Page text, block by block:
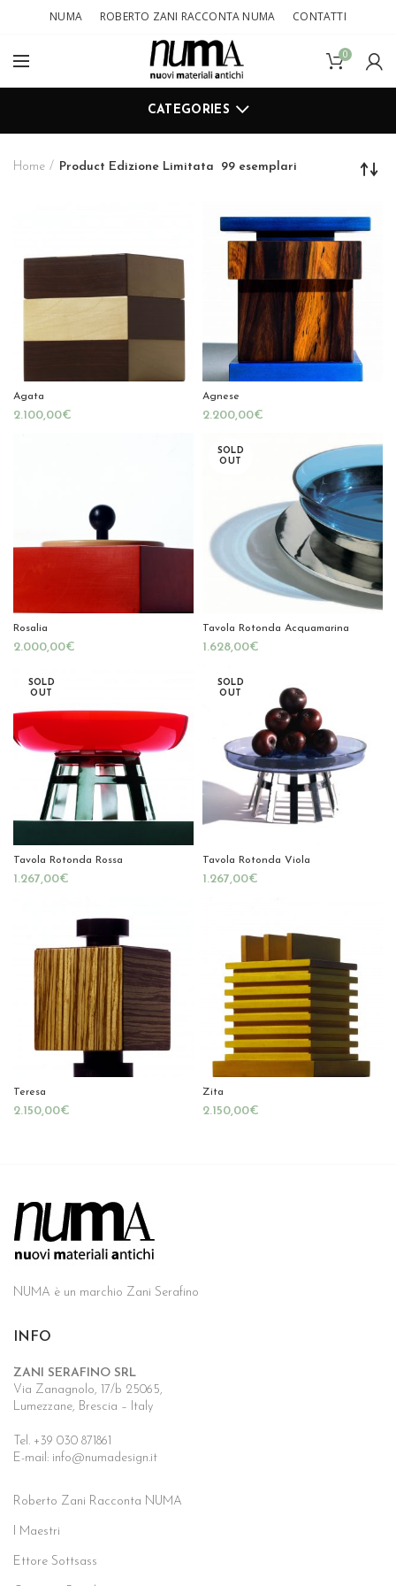
NUMA ROBERTO ZANI RACCONTA NUMA CONTATTI
0
CATEGORIES
Home Product Edizione Limitata 99 esemplari
Agata
€
Agnese
€
Rosalia
€
SOLD
OUT
Tavola Rotonda Acquamarina
€
SOLD
OUT
Tavola Rotonda Rossa
€
SOLD
OUT
Tavola Rotonda Viola
€
Teresa
€
Zita
€
NUMA è un marchio Zani Serafino
INFO
ZANI SERAFINO SRL
Via Zanagnolo, 17/b 25065,
Lumezzane, Brescia – Italy
Tel. +39 030 871861
E-mail: info@numadesign.it
Roberto Zani Racconta NUMA
I Maestri
Ettore Sottsass